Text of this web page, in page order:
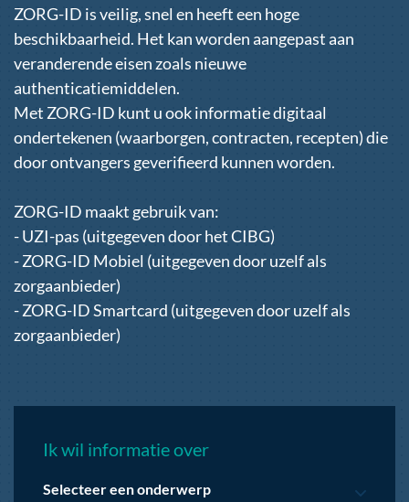
ZORG-ID is veilig, snel en heeft een hoge
beschikbaarheid. Het kan worden aangepast aan
veranderende eisen zoals nieuwe
authenticatiemiddelen.
Met ZORG-ID kunt u ook informatie digitaal
ondertekenen (waarborgen, contracten, recepten) die
door ontvangers geverifieerd kunnen worden.
ZORG-ID maakt gebruik van:
- UZI-pas (uitgegeven door het CIBG)
- ZORG-ID Mobiel (uitgegeven door uzelf als
zorgaanbieder)
- ZORG-ID Smartcard (uitgegeven door uzelf als
zorgaanbieder)
Ik wil informatie over
Selecteer een onderwerp